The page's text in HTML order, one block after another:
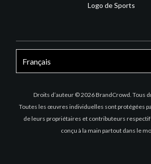
Logo de Sports
Droits d’auteur © 2026 BrandCrowd. Tous
Toutes les œuvres individuelles sont protégées
de leurs propriétaires et contributeurs
conçu à la main partout dans le